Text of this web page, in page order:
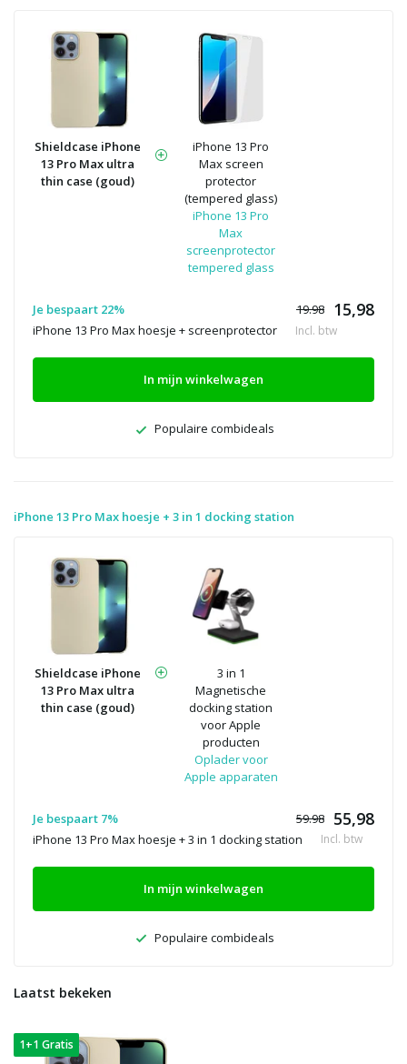
Shieldcase iPhone
13 Pro Max ultra
thin case (goud)
iPhone 13 Pro
Max screen
protector
(tempered glass)
iPhone 13 Pro
Max
screenprotector
tempered glass
Je bespaart 22% 19.98 15,98
iPhone 13 Pro Max hoesje + screenprotector Incl. btw
In mijn winkelwagen
Populaire combideals
iPhone 13 Pro Max hoesje + 3 in 1 docking station
Shieldcase iPhone
13 Pro Max ultra
thin case (goud)
3 in 1
Magnetische
docking station
voor Apple
producten
Oplader voor
Apple apparaten
Je bespaart 7% 59.98 55,98
iPhone 13 Pro Max hoesje + 3 in 1 docking station Incl. btw
In mijn winkelwagen
Populaire combideals
Laatst bekeken
1+1 Gratis